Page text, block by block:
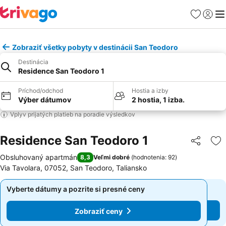
Obľúbené
Zobraziť všetky pobyty v destinácii San Teodoro
Destinácia
Residence San Teodoro 1
Príchod/odchod
Výber dátumov
Hostia a izby
2 hostia, 1 izba.
Vplyv prijatých platieb na poradie výsledkov
Residence San Teodoro 1 Zdieľať
Obsluhovaný apartmán 8,3 Veľmi dobré (hodnotenia: 92)
Via Tavolara, 07052, San Teodoro, Taliansko
Vyberte dátumy a pozrite si presné ceny
Zobraziť ceny
Vyberte dátumy a pozrite si presné ceny
Zobraziť ceny